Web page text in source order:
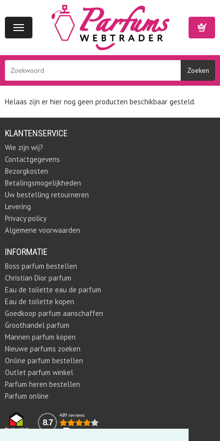
Toggle
navigation
Helaas zijn er hier nog geen producten beschikbaar gesteld.
KLANTENSERVICE
Wie zijn wij?
Contactgegevens
Bezorgkosten
Betalingsmogelijkheden
Uw bestelling retourneren
Levering
Privacy policy
Algemene voorwaarden
INFORMATIE
Boss parfum bestellen
Christian Dior parfum
Eau de toilette eau de parfum
Eau de toilette kopen
Goedkoop parfum aanschaffen
Groothandel parfum
Mannen parfum kopen
Nieuwe parfums zoeken
Online parfum bestellen
Outlet parfum winkel
Parfum heren bestellen
Parfum online
8.7
489 reviews